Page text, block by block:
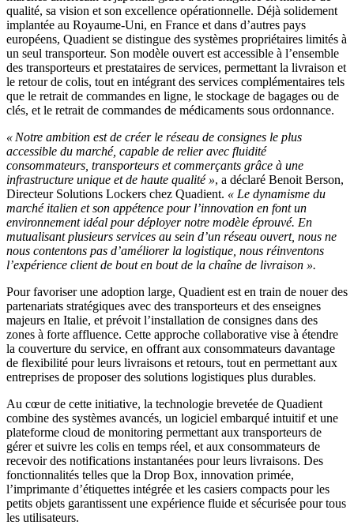
qualité, sa vision et son excellence opérationnelle. Déjà solidement
implantée au Royaume-Uni, en France et dans d’autres pays
européens, Quadient se distingue des systèmes propriétaires limités à
un seul transporteur. Son modèle ouvert est accessible à l’ensemble
des transporteurs et prestataires de services, permettant la livraison et
le retour de colis, tout en intégrant des services complémentaires tels
que le retrait de commandes en ligne, le stockage de bagages ou de
clés, et le retrait de commandes de médicaments sous ordonnance.
« Notre ambition est de créer le réseau de consignes le plus
accessible du marché, capable de relier avec fluidité
consommateurs, transporteurs et commerçants grâce à une
infrastructure unique et de haute qualité », a déclaré Benoit Berson,
Directeur Solutions Lockers chez Quadient. « Le dynamisme du
marché italien et son appétence pour l’innovation en font un
environnement idéal pour déployer notre modèle éprouvé. En
mutualisant plusieurs services au sein d’un réseau ouvert, nous ne
nous contentons pas d’améliorer la logistique, nous réinventons
l’expérience client de bout en bout de la chaîne de livraison ».
Pour favoriser une adoption large, Quadient est en train de nouer des
partenariats stratégiques avec des transporteurs et des enseignes
majeurs en Italie, et prévoit l’installation de consignes dans des
zones à forte affluence. Cette approche collaborative vise à étendre
la couverture du service, en offrant aux consommateurs davantage
de flexibilité pour leurs livraisons et retours, tout en permettant aux
entreprises de proposer des solutions logistiques plus durables.
Au cœur de cette initiative, la technologie brevetée de Quadient
combine des systèmes avancés, un logiciel embarqué intuitif et une
plateforme cloud de monitoring permettant aux transporteurs de
gérer et suivre les colis en temps réel, et aux consommateurs de
recevoir des notifications instantanées pour leurs livraisons. Des
fonctionnalités telles que la Drop Box, innovation primée,
l’imprimante d’étiquettes intégrée et les casiers compacts pour les
petits objets garantissent une expérience fluide et sécurisée pour tous
les utilisateurs.